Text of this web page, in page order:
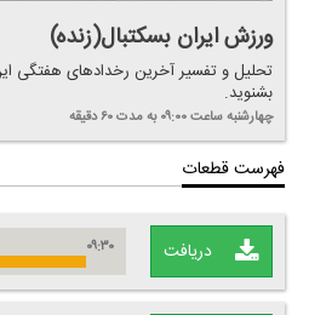
ورزش ایران بسكتبال(زنده)
تحلیل و تفسیر آخرین رخدادهای هفتگی
بشنوید.
چهارشنبهساعت ۰۹:۰۰ به مدت ۶۰ دقیقه
فهرست قطعات
دریافت ۰۹:۳۰